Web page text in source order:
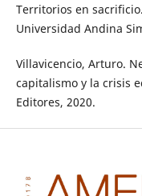
Territorios en
Universidad Andina
Villavicencio, Arturo.
capitalismo y la crisis
Editores, 2020.